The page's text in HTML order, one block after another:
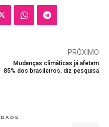
PRÓXIMO
Mudanças climáticas já afetam
85% dos brasileiros, diz pesquisa